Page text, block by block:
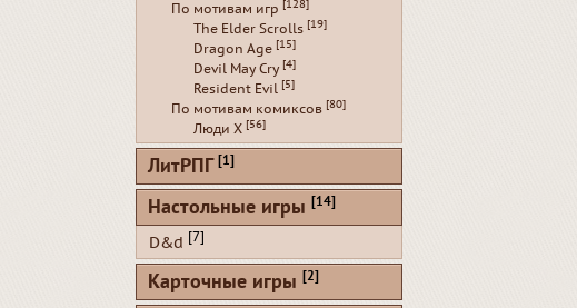
По мотивам игр [128]
The Elder Scrolls [19]
Dragon Age [15]
Devil May Cry [4]
Resident Evil [5]
По мотивам комиксов [80]
Люди Х [56]
ЛитРПГ [1]
Настольные игры [14]
D&d [7]
Карточные игры [2]